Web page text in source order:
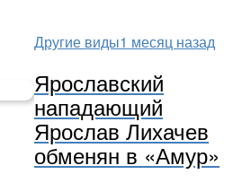
Другие виды1 месяц назад
Ярославский
нападающий
Ярослав Лихачев
обменян в «Амур»